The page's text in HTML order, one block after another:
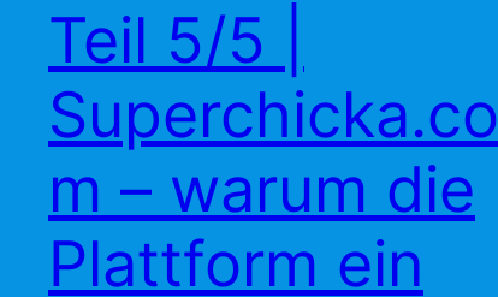
Teil 5/5 |
Superchicka.co
m – warum die
Plattform ein